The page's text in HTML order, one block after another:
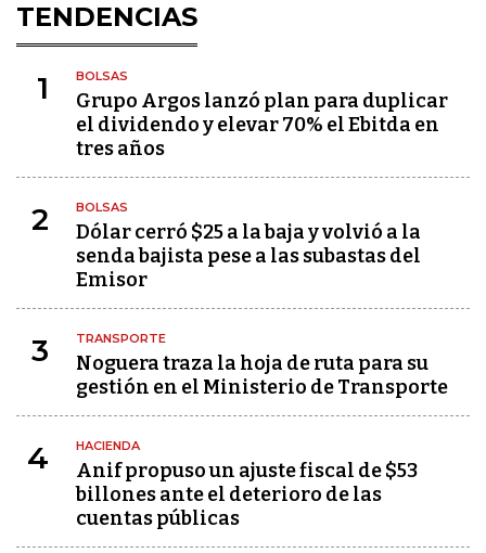
TENDENCIAS
1 BOLSAS
Grupo Argos lanzó plan para duplicar
el dividendo y elevar 70% el Ebitda en
tres años
2 BOLSAS
Dólar cerró $25 a la baja y volvió a la
senda bajista pese a las subastas del
Emisor
3 TRANSPORTE
Noguera traza la hoja de ruta para su
gestión en el Ministerio de Transporte
4 HACIENDA
Anif propuso un ajuste fiscal de $53
billones ante el deterioro de las
cuentas públicas